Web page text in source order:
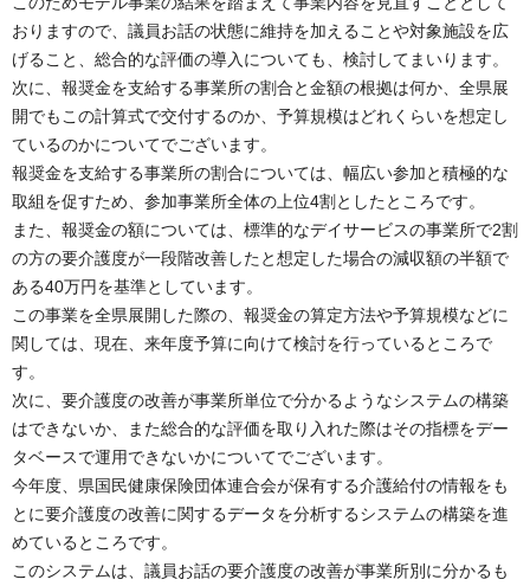
おりますので、議員お話の状態に維持を加えることや対象施設を広
げること、総合的な評価の導入についても、検討してまいります。
次に、報奨金を支給する事業所の割合と金額の根拠は何か、全県展
開でもこの計算式で交付するのか、予算規模はどれくらいを想定し
ているのかについてでございます。
報奨金を支給する事業所の割合については、幅広い参加と積極的な
取組を促すため、参加事業所全体の上位4割としたところです。
また、報奨金の額については、標準的なデイサービスの事業所で2割
の方の要介護度が一段階改善したと想定した場合の減収額の半額で
ある40万円を基準としています。
この事業を全県展開した際の、報奨金の算定方法や予算規模などに
関しては、現在、来年度予算に向けて検討を行っているところで
す。
次に、要介護度の改善が事業所単位で分かるようなシステムの構築
はできないか、また総合的な評価を取り入れた際はその指標をデー
タベースで運用できないかについてでございます。
今年度、県国民健康保険団体連合会が保有する介護給付の情報をも
とに要介護度の改善に関するデータを分析するシステムの構築を進
めているところです。
このシステムは、議員お話の要介護度の改善が事業所別に分かるも